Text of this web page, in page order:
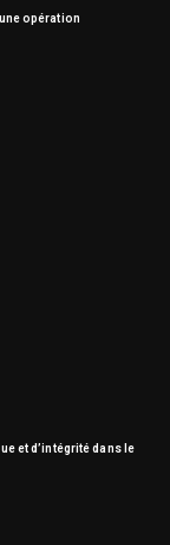
opération
et d’intégrité dans le